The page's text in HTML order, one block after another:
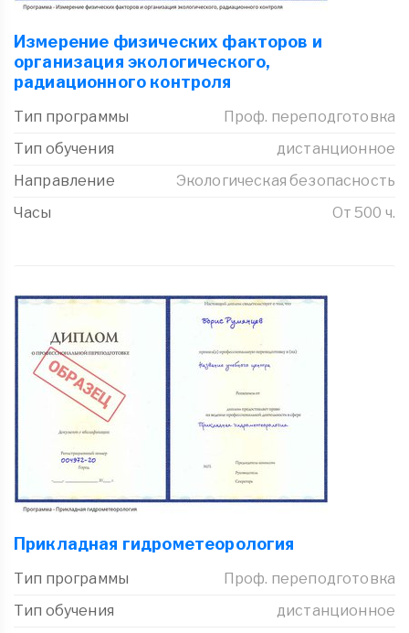
Измерение физических факторов и
организация экологического,
радиационного контроля
Тип программы
Проф. переподготовка
Тип обучения
дистанционное
Направление
Экологическая безопасность
Часы
От 500 ч.
Прикладная гидрометеорология
Тип программы
Проф. переподготовка
Тип обучения
дистанционное